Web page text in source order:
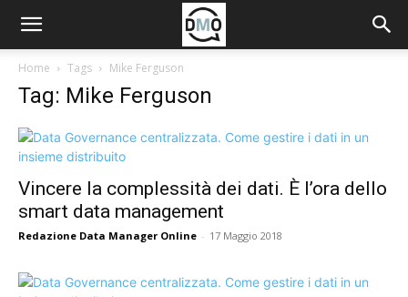
Home Tags Mike Ferguson
Tag: Mike Ferguson
Vincere la complessità dei dati. È l’ora dello
smart data management
Redazione Data Manager Online - 17 Maggio 2018